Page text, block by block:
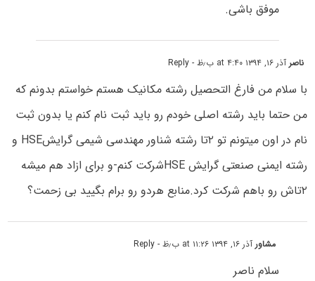
موفق باشی.
ناصرآذر ۱۶, ۱۳۹۴ at ۴:۴۰ ب٫ظ - Reply
با سلام من فارغ التحصیل رشته مکانیک هستم خواستم بدونم که
من حتما باید رشته اصلی خودم رو باید ثبت نام کنم یا بدون ثبت
نام در اون میتونم تو ۲تا رشته شناور مهندسی شیمی گرایشHSE و
رشته ایمنی صنعتی گرایش HSEشرکت کنم-و برای ازاد هم میشه
۲تاش رو باهم شرکت کرد.منابع هردو رو برام بگیید بی زحمت؟
مشاورآذر ۱۶, ۱۳۹۴ at ۱۱:۲۶ ب٫ظ - Reply
سلام ناصر